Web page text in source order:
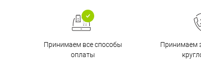
Принимаем все способы
оплаты
Принимаем